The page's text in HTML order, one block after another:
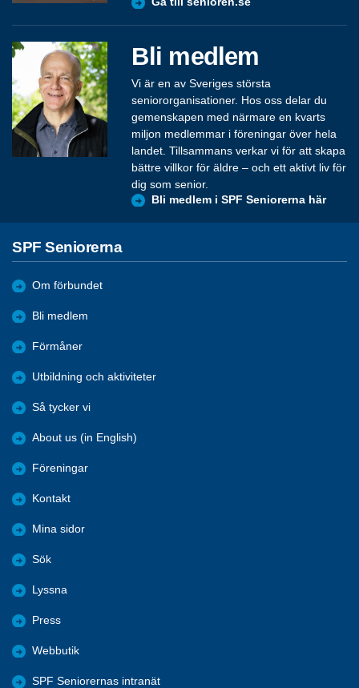
Bli medlem
Vi är en av Sveriges största
seniororganisationer. Hos oss delar du
gemenskapen med närmare en kvarts
miljon medlemmar i föreningar över hela
landet. Tillsammans verkar vi för att skapa
bättre villkor för äldre – och ett aktivt liv för
dig som senior.
Bli medlem i SPF Seniorerna här
SPF Seniorerna
Om förbundet
Bli medlem
Förmåner
Utbildning och aktiviteter
Så tycker vi
About us (in English)
Föreningar
Kontakt
Mina sidor
Sök
Lyssna
Press
Webbutik
SPF Seniorernas intranät